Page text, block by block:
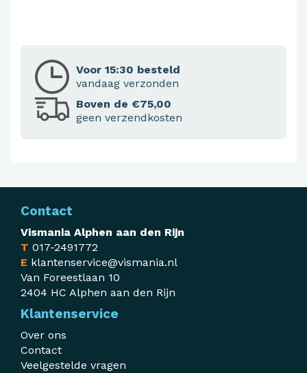
Voor 15:30 besteld
vandaag verzonden
Boven de €75,00
geen verzendkosten
Contact
Vismania Alphen aan den Rijn
T 017-2491772
E klantenservice@vismania.nl
Van Foreestlaan 10
2404 HC Alphen aan den Rijn
Klantenservice
Over ons
Contact
Veelgestelde vragen